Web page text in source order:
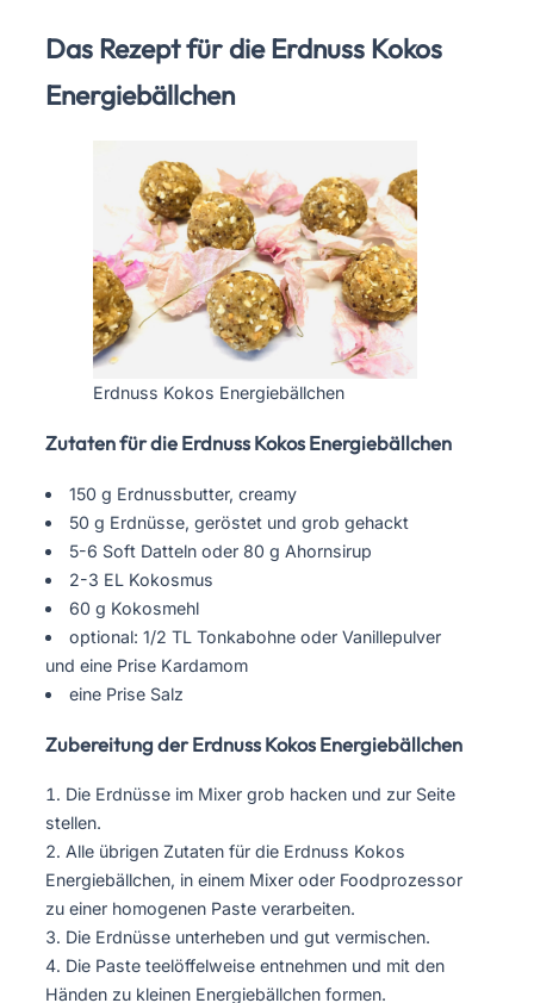
Das Rezept für die Erdnuss Kokos
Energiebällchen
Erdnuss Kokos Energiebällchen
Zutaten für die Erdnuss Kokos Energiebällchen
150 g Erdnussbutter, creamy
50 g Erdnüsse, geröstet und grob gehackt
5-6 Soft Datteln oder 80 g Ahornsirup
2-3 EL Kokosmus
60 g Kokosmehl
optional: 1/2 TL Tonkabohne oder Vanillepulver
und eine Prise Kardamom
eine Prise Salz
Zubereitung der Erdnuss Kokos Energiebällchen
Die Erdnüsse im Mixer grob hacken und zur Seite
stellen.
Alle übrigen Zutaten für die Erdnuss Kokos
Energiebällchen, in einem Mixer oder Foodprozessor
zu einer homogenen Paste verarbeiten.
Die Erdnüsse unterheben und gut vermischen.
Die Paste teelöffelweise entnehmen und mit den
Händen zu kleinen Energiebällchen formen.